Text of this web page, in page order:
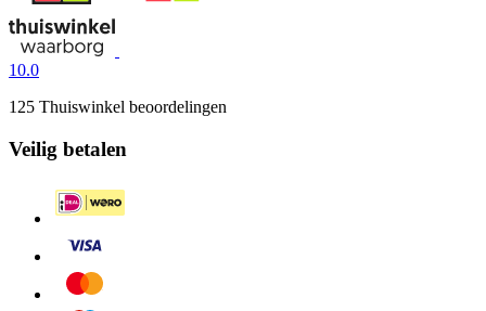
10.0
125 Thuiswinkel beoordelingen
Veilig betalen